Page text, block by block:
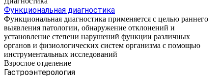
Функциональная диагностика
Функциональная диагностика применяется с целью раннего
выявления патологии, обнаружение отклонений и
установление степени нарушений функции различных
органов и физиологических систем организма с помощью
инструментальных исследований
Взрослое отделение
Гастроэнтерология